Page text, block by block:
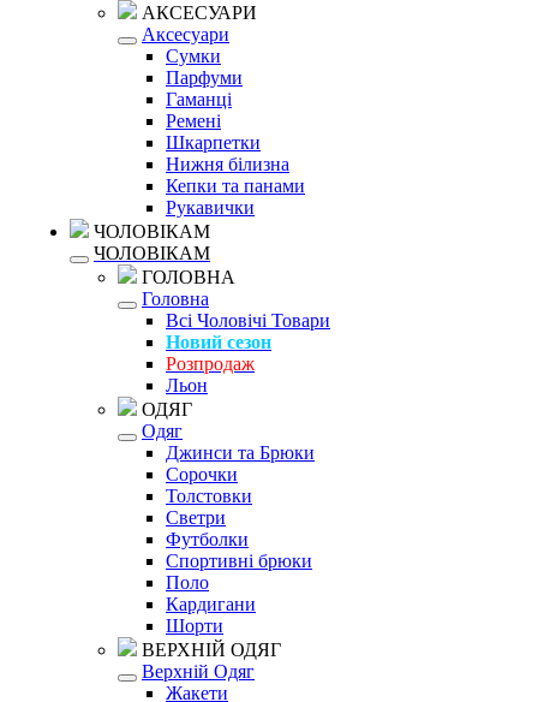
АКСЕСУАРИ
Аксесуари
Сумки
Парфуми
Гаманці
Ремені
Шкарпетки
Нижня білизна
Кепки та панами
Рукавички
ЧОЛОВІКАМ
ЧОЛОВІКАМ
ГОЛОВНА
Головна
Всі Чоловічі Товари
Новий сезон
Розпродаж
Льон
ОДЯГ
Одяг
Джинси та Брюки
Сорочки
Толстовки
Светри
Футболки
Спортивні брюки
Поло
Кардигани
Шорти
ВЕРХНІЙ ОДЯГ
Верхній Одяг
Жакети